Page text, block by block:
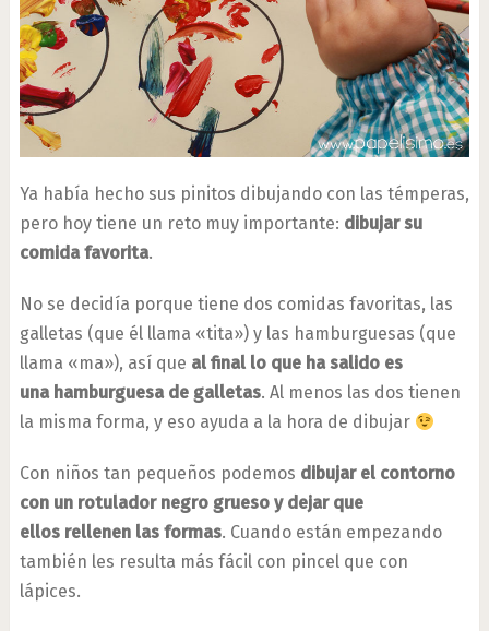
Ya había hecho sus pinitos dibujando con las témperas,
pero hoy tiene un reto muy importante: dibujar su
comida favorita.
No se decidía porque tiene dos comidas favoritas, las
galletas (que él llama «tita») y las hamburguesas (que
llama «ma»), así que al final lo que ha salido es
una hamburguesa de galletas. Al menos las dos tienen
la misma forma, y eso ayuda a la hora de dibujar
Con niños tan pequeños podemos dibujar el contorno
con un rotulador negro grueso y dejar que
ellos rellenen las formas. Cuando están empezando
también les resulta más fácil con pincel que con
lápices.